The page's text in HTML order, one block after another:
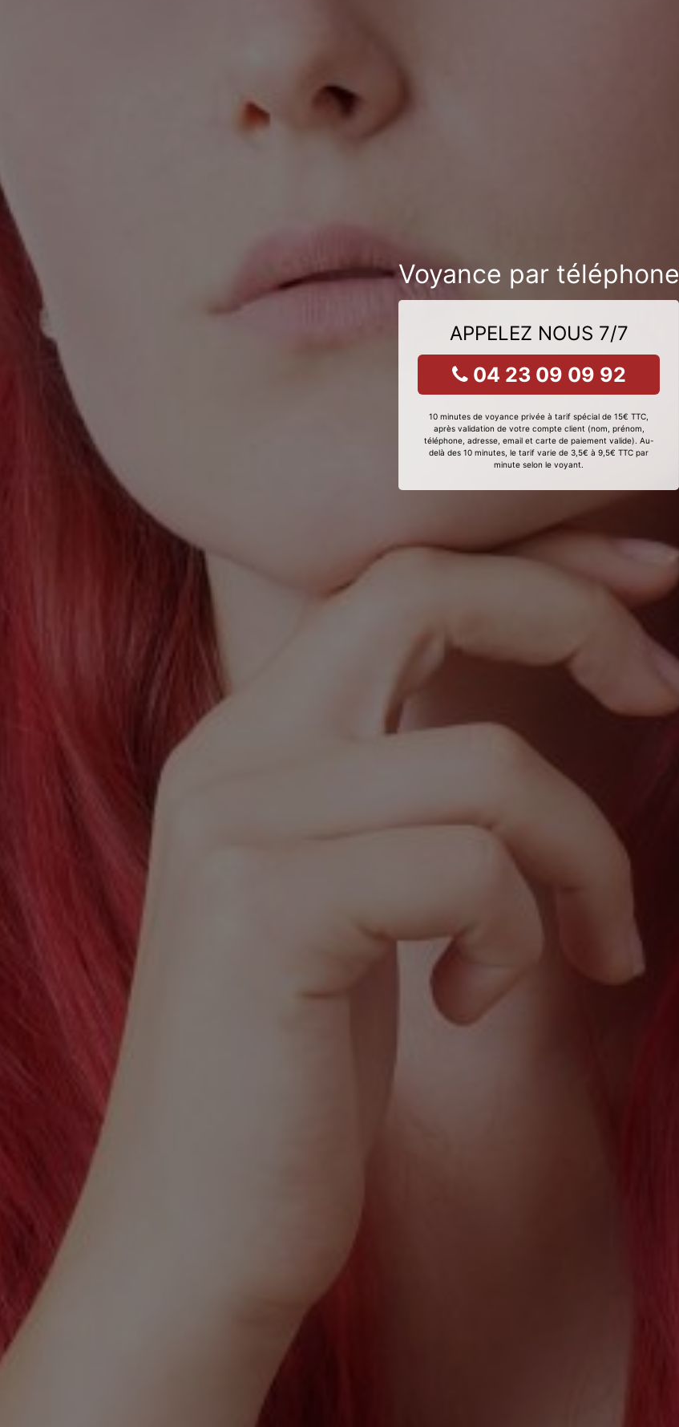
Voyance par téléphone
APPELEZ NOUS 7/7
04 23 09 09 92
10 minutes de voyance privée à tarif spécial de 15€ TTC,
après validation de votre compte client (nom, prénom,
téléphone, adresse, email et carte de paiement valide). Au-
delà des 10 minutes, le tarif varie de 3,5€ à 9,5€ TTC par
minute selon le voyant.